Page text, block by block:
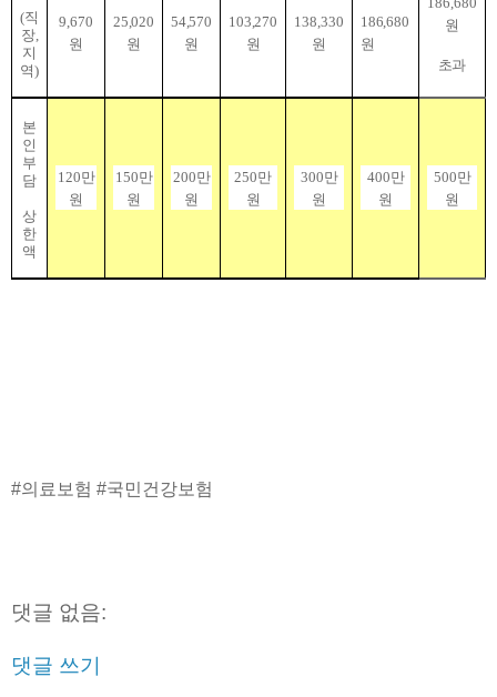
(직
장,
지
역)
9,670
원
25,020
원
54,570
원
103,270
원
138,330
원
186,680
원
원
초과
본
인
부
담
상
한
액
120만
원
150만
원
200만
원
250만
원
300만
원
400만
원
500만
원
#의료보험 #국민건강보험
댓글 없음:
댓글 쓰기